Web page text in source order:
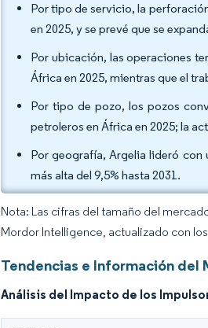
Por tipo de servicio, la
en 2025, y se prevé que se
Por ubicación, las operaciones
África en 2025, mientras que el
Por tipo de pozo, los pozos
petroleros en África en 2025; la
Por geografía, Argelia lideró con
más alta del 9,5% hasta 2031.
Nota: Las cifras del tamaño del
Mordor Intelligence, actualizado con
Tendencias e Información del
Análisis del Impacto de los